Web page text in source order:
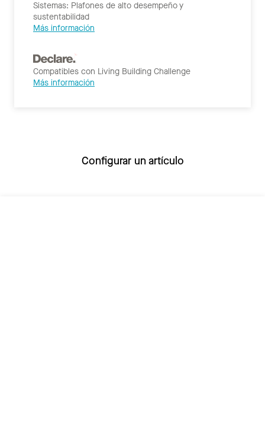
Sistemas: Plafones de alto desempeño y
sustentabilidad
Más información
Compatibles con Living Building Challenge
Más información
Configurar un artículo